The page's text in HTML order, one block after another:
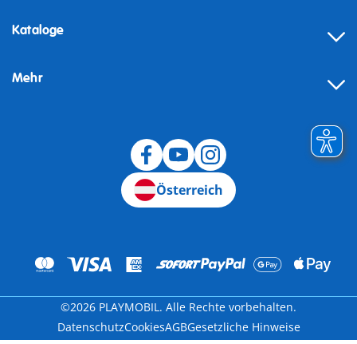
Kataloge
Mehr
Österreich
©2026 PLAYMOBIL. Alle Rechte vorbehalten.
DatenschutzCookiesAGBGesetzliche Hinweise